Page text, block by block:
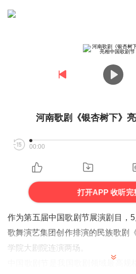
河南歌剧《银杏树下》
00:00
打开APP 收听完
作为第五届中国歌剧节展演剧目，
歌舞演艺集团创作排演的民族歌剧
学院大剧院连演两场。